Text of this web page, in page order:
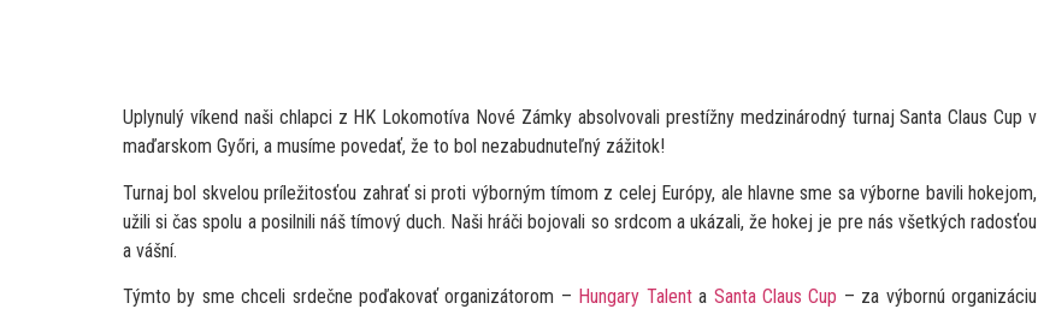
Uplynulý víkend naši chlapci z HK Lokomotíva Nové Zámky absolvovali prestížny medzinárodný turnaj Santa Claus Cup v
maďarskom Győri, a musíme povedať, že to bol nezabudnuteľný zážitok!
Turnaj bol skvelou príležitosťou zahrať si proti výborným tímom z celej Európy, ale hlavne sme sa výborne bavili hokejom,
užili si čas spolu a posilnili náš tímový duch. Naši hráči bojovali so srdcom a ukázali, že hokej je pre nás všetkých radosťou
a vášní.
Týmto by sme chceli srdečne poďakovať organizátorom – Hungary Talenta Santa Claus Cup – za výbornú organizáciu